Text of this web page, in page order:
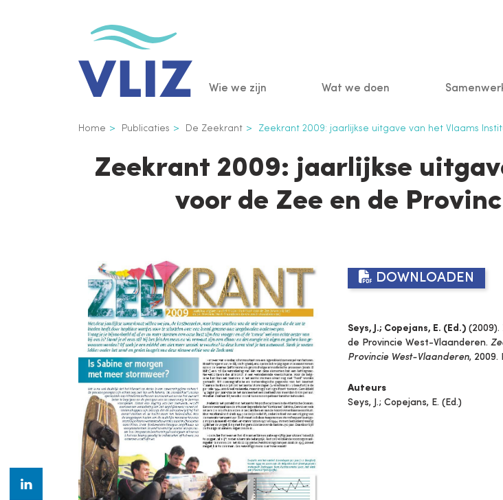
Main
navigation
Wie we zijn Wat we doen
Kruimelpad
Home Publicaties De Zeekrant Zeekrant 2009: jaarlijkse uitgave van het Vlaams
Zeekrant 2009: jaarlijkse
voor de Zee en de
DOWNLOADEN
Seys, J.; Copejans, E. (Ed.)
de Provincie West-Vlaanderen.
Provincie West-Vlaanderen, 2009.
Auteurs
Seys, J.; Copejans, E. (Ed.)